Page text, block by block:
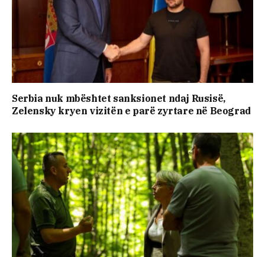
Serbia nuk mbështet sanksionet ndaj Rusisë,
Zelensky kryen vizitën e parë zyrtare në Beograd